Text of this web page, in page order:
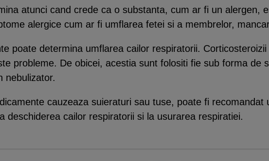
atunci cand crede ca o substanta, cum ar fi un alergen,
alergice cum ar fi umflarea fetei si a membrelor,
poate determina umflarea cailor respiratorii.
probleme. De obicei, acestia sunt folositi fie sub forma de
nebulizator.
cauzeaza suieraturi sau tuse, poate fi recomandat
deschiderea cailor respiratorii si la usurarea respiratiei.